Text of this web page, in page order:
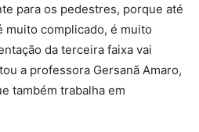
para os pedestres, porque até
muito complicado, é muito
da terceira faixa vai
a professora Gersanã Amaro,
também trabalha em